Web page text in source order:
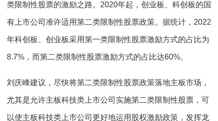
类限制性股票的激励之路。2020年起，创业板、科创板的国
有上市公司准许适用第二类限制性股票政策。据统计，2022
年科创板、创业板采用第一类限制性股票激励方式的占比为
8.7%，而第二类限制性股票激励方式的占比达60%。
刘庆峰建议，尽快将第二类限制性股票政策落地主板市场，
尤其是允许主板科技类上市公司实施第二类限制性股票，可
以使主板科技类上市公司更好地运用股权激励政策，发挥龙